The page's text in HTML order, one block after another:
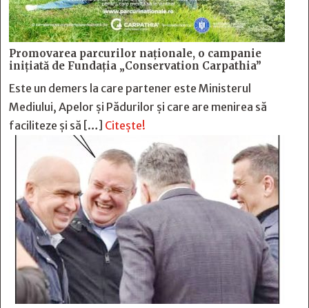
Promovarea parcurilor naționale, o campanie
inițiată de Fundația „Conservation Carpathia”
Este un demers la care partener este Ministerul
Mediului, Apelor și Pădurilor și care are menirea să
faciliteze și să […] Citește!